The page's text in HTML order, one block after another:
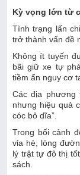
Kỳ vọng lớn từ
Tình trạng lấn
trở thành vấn đề
Không ít tuyến
bãi giữ xe tự
tiềm ẩn nguy cơ
Các địa
nhưng hiệu quả
cóc bỏ dĩa”.
Trong bối cảnh
vỉa hè, lòng
lý trật tự đô thị
sách.